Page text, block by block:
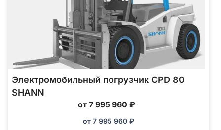
Электромобильный погрузчик CPD 80
SHANN
от 7 995 960 ₽
от 7 995 960 ₽